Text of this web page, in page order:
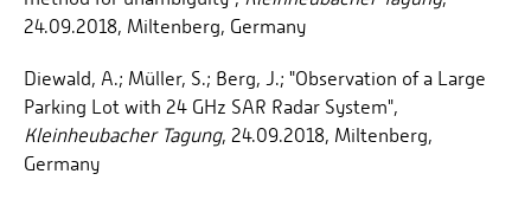
24.09.2018, Miltenberg, Germany
Diewald, A.; Müller, S.; Berg, J.; "Observation of a Large
Parking Lot with 24 GHz SAR Radar System",
Kleinheubacher Tagung, 24.09.2018, Miltenberg,
Germany